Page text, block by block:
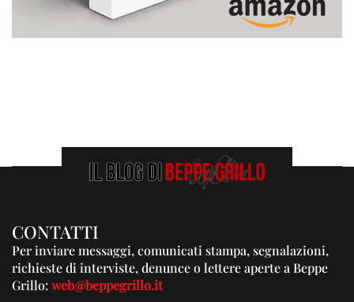
CONTATTI
Per inviare messaggi, comunicati stampa, segnalazioni,
richieste di interviste, denunce o lettere aperte a Beppe
Grillo:web@beppegrillo.it